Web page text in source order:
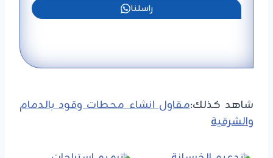
راسلنا
شاهد كذلك:مقاول انشاء محطات وقود بالدمام
والشرقية